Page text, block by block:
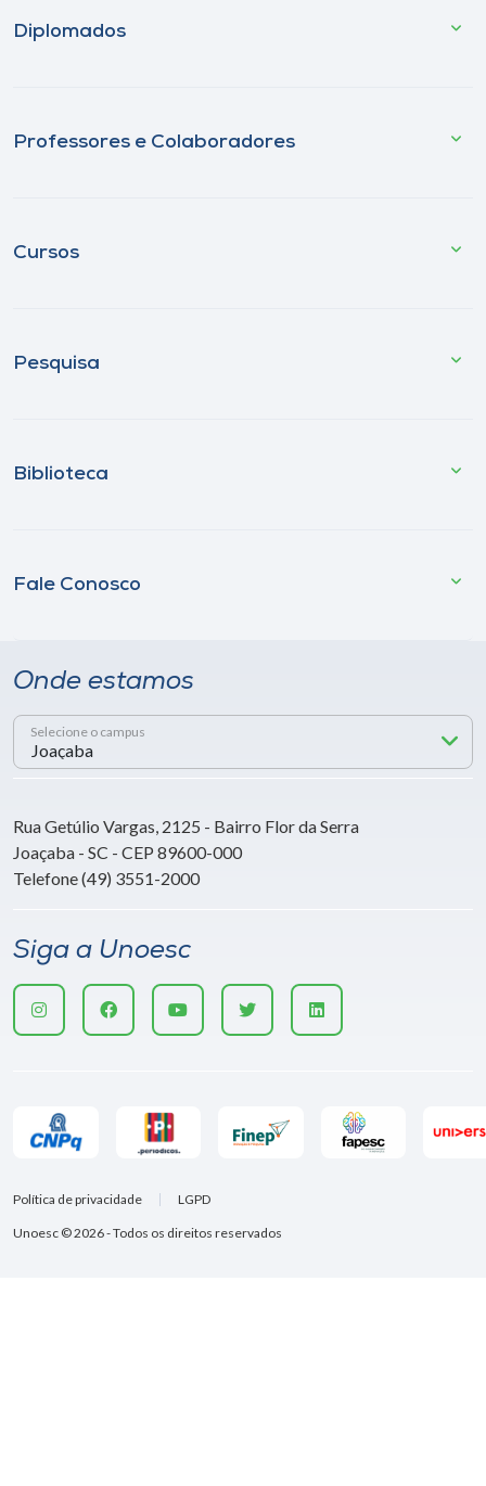
Diplomados
Professores e Colaboradores
Cursos
Pesquisa
Biblioteca
Fale Conosco
Onde estamos
Selecione o campus
Rua Getúlio Vargas, 2125 - Bairro Flor da Serra
Joaçaba - SC - CEP 89600-000
Telefone (49) 3551-2000
Siga a Unoesc
Unoesc © 2026 - Todos os direitos reservados
Política de privacidade LGPD